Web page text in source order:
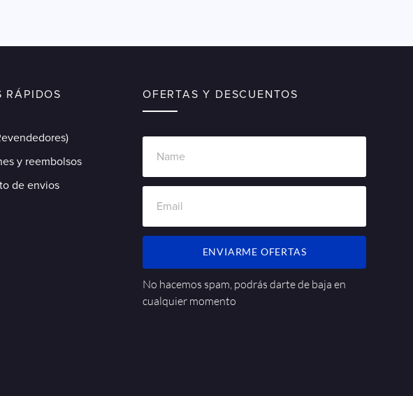
RÁPIDOS
y reembolsos
de envios
OFERTAS Y DESCUENTOS
ENVIARME OFERTAS
No hacemos spam, podrás darte de baja en
cualquier momento